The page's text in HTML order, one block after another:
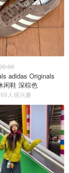
adidas Originals
闲鞋 深棕色
人感兴趣